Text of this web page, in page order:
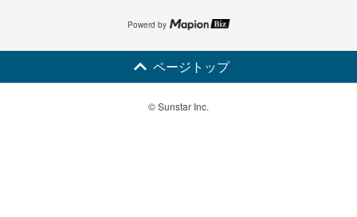
Powerd by
ページトップ
© Sunstar Inc.